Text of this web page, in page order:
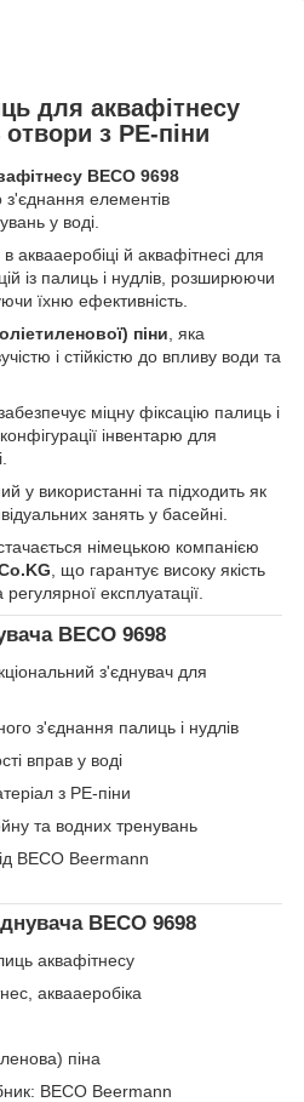
для аквафітнесу
з PE-піни
BECO 9698
з'єднання елементів
у воді.
аквааеробіці й аквафітнесі для
із палиць і нудлів, розширюючи
їхню ефективність.
піни, яка
і стійкістю до впливу води та
міцну фіксацію палиць і
інвентарю для
у використанні та підходить як
занять у басейні.
німецькою компанією
, що гарантує високу якість
регулярної експлуатації.
BECO 9698
з'єднувач для
з'єднання палиць і нудлів
вправ у воді
з PE-піни
та водних тренувань
BECO Beermann
BECO 9698
аквафітнесу
аквааеробіка
піна
BECO Beermann